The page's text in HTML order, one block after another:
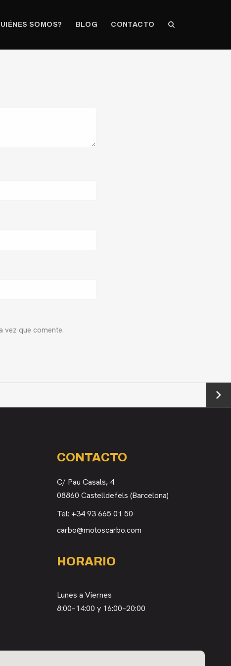
SOMOS? BLOG CONTACTO
vez que comente.
Next
→
CONTACTO
C/ Pau Casals, 4
08860 Castelldefels (Barcelona)
Tel: +34 93 665 01 50
carbo@motoscarbo.com
HORARIO
Lunes a Viernes
8:00–14:00 y 16:00–20:00